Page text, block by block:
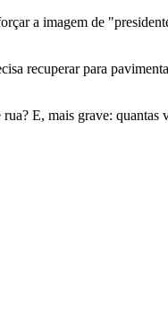
a imagem de
recuperar para
E, mais grave: quantas